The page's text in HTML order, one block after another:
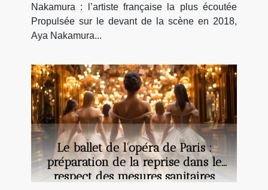
Nakamura : l’artiste française la plus écoutée
Propulsée sur le devant de la scène en 2018,
Aya Nakamura...
Le ballet de l’opéra de Paris :
préparation de la reprise dans le
respect des mesures sanitaires